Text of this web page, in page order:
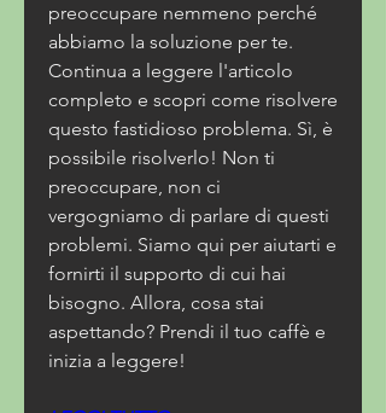
preoccupare nemmeno perché
abbiamo la soluzione per te.
Continua a leggere l'articolo
completo e scopri come risolvere
questo fastidioso problema. Sì, è
possibile risolverlo! Non ti
preoccupare, non ci
vergogniamo di parlare di questi
problemi. Siamo qui per aiutarti e
fornirti il supporto di cui hai
bisogno. Allora, cosa stai
aspettando? Prendi il tuo caffè e
inizia a leggere!